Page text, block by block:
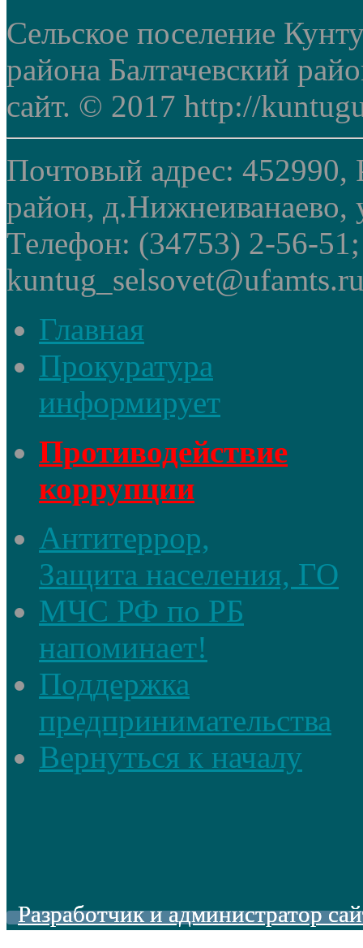
Сельское поселение
района Балтачевский
сайт. © 2017 http://
Почтовый адрес: 452990,
район, д.Нижнеиванаево,
Телефон: (34753) 2-56-
Главная
Прокуратура
информирует
Противодействие
коррупции
Антитеррор,
Защита населения, ГО
МЧС РФ по РБ
напоминает!
Поддержка
предпринимательства
Вернуться к началу
Разработчик и администратор